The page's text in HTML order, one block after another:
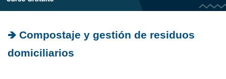
🡺 Compostaje y gestión de residuos
domiciliarios